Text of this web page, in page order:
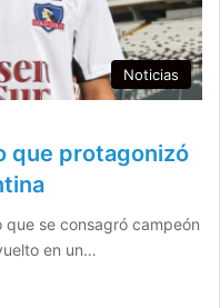
Noticias
que protagonizó
se consagró campeón
en un…